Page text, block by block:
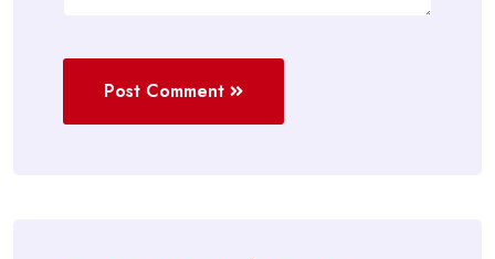
Post Comment